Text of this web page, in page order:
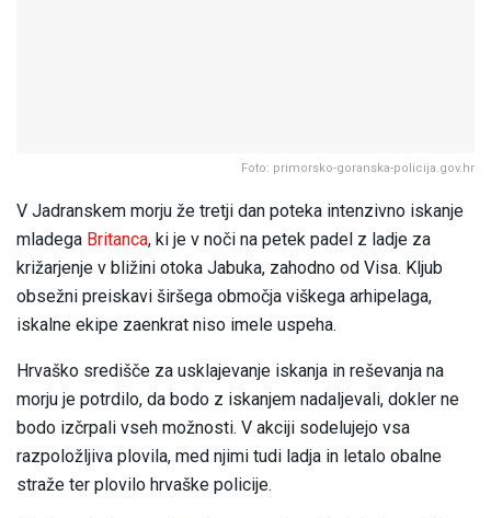
Foto: primorsko-goranska-policija.gov.hr
V Jadranskem morju že tretji dan poteka intenzivno iskanje
mladega Britanca, ki je v noči na petek padel z ladje za
križarjenje v bližini otoka Jabuka, zahodno od Visa. Kljub
obsežni preiskavi širšega območja viškega arhipelaga,
iskalne ekipe zaenkrat niso imele uspeha.
Hrvaško središče za usklajevanje iskanja in reševanja na
morju je potrdilo, da bodo z iskanjem nadaljevali, dokler ne
bodo izčrpali vseh možnosti. V akciji sodelujejo vsa
razpoložljiva plovila, med njimi tudi ladja in letalo obalne
straže ter plovilo hrvaške policije.